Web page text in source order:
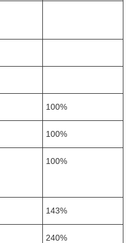
100%
100%
100%
143%
240%